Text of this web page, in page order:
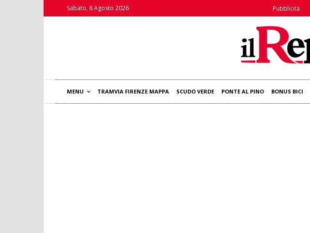
Sabato, 8 Agosto 2026 Pubblicità
MENU TRAMVIA FIRENZE MAPPA SCUDO VERDE PONTE AL PINO BONUS BICI